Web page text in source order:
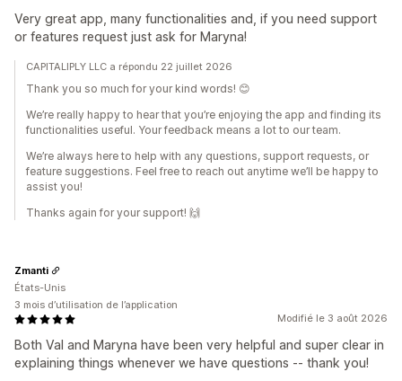
Very great app, many functionalities and, if you need support
or features request just ask for Maryna!
CAPITALIPLY LLC a répondu 22 juillet 2026
Thank you so much for your kind words! 😊
We’re really happy to hear that you’re enjoying the app and finding its
functionalities useful. Your feedback means a lot to our team.
We’re always here to help with any questions, support requests, or
feature suggestions. Feel free to reach out anytime we’ll be happy to
assist you!
Thanks again for your support! 🙌
Modifié le 3 août 2026
Both Val and Maryna have been very helpful and super clear in
explaining things whenever we have questions -- thank you!
Zmanti
États-Unis
3 mois d’utilisation de l’application